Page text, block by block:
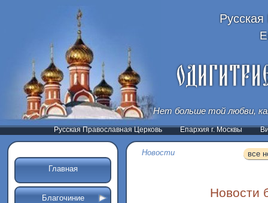
Нет больше той любви,
Русская Православная Церковь Епархия г. Москвы
Главная
Благочиние
Новости все
Новости